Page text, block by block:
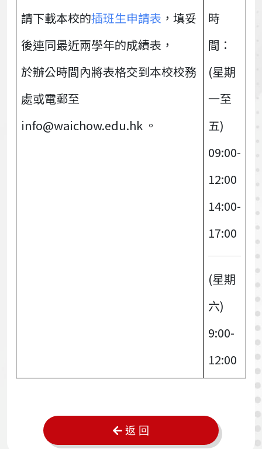
請下載本校的插班生申請表 ，填妥
後連同最近兩學年的成績表，
於辦公時間內將表格交到本校校務
處或電郵至
info@waichow.edu.hk 。
時
間：
(星期
一至
五)
09:00-
12:00
14:00-
17:00
(星期
六)
9:00-
12:00
返 回